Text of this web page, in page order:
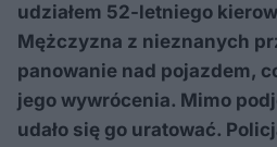
udziałem 52-letniego
Mężczyzna z nieznanych
panowanie nad pojazdem,
jego wywrócenia. Mimo
udało się go uratować.